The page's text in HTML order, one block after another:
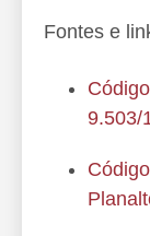
Fontes e
9.503/